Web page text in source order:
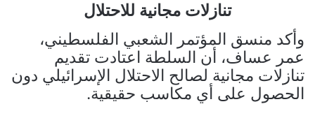
تنازلات مجانية للاحتلال
وأكد منسق المؤتمر الشعبي الفلسطيني،
عمر عساف، أن السلطة اعتادت تقديم
تنازلات مجانية لصالح الاحتلال الإسرائيلي دون
الحصول على أي مكاسب حقيقية.